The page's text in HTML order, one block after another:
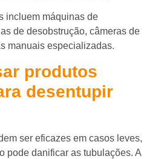
incluem máquinas de
de desobstrução, câmeras de
manuais especializadas.
produtos
desentupir
ser eficazes em casos leves,
pode danificar as tubulações. A